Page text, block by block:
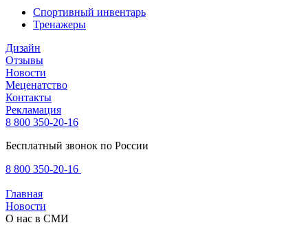
Спортивный инвентарь
Тренажеры
Дизайн
Отзывы
Новости
Меценатство
Контакты
Рекламация
8 800 350-20-16
Бесплатный звонок по России
8 800 350-20-16
Главная
Новости
О нас в СМИ